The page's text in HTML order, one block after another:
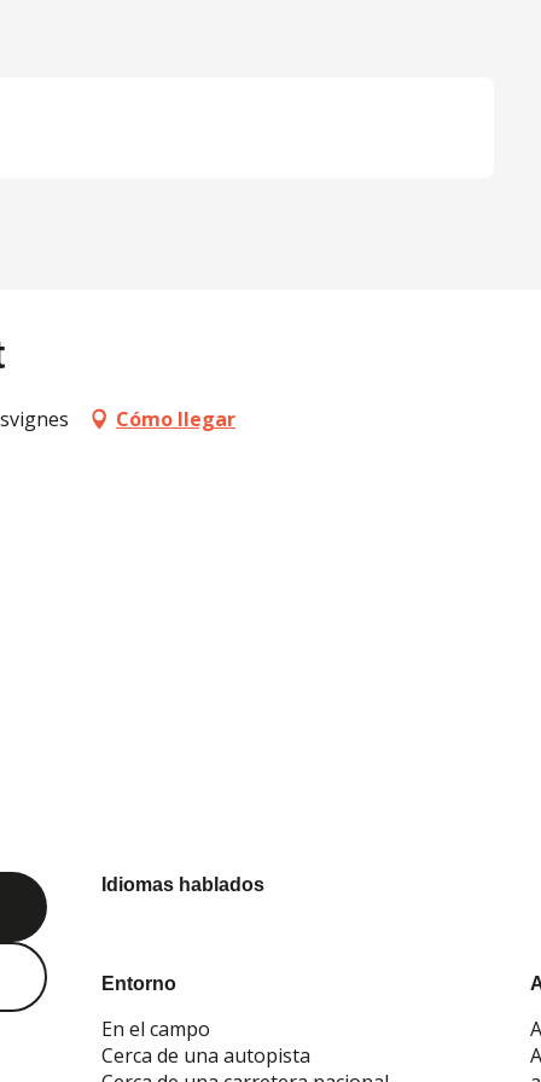
Cómo llegar
Idiomas hablados
Idiomas hablados
Entorno
Entorno
En el campo
Cerca de una autopista